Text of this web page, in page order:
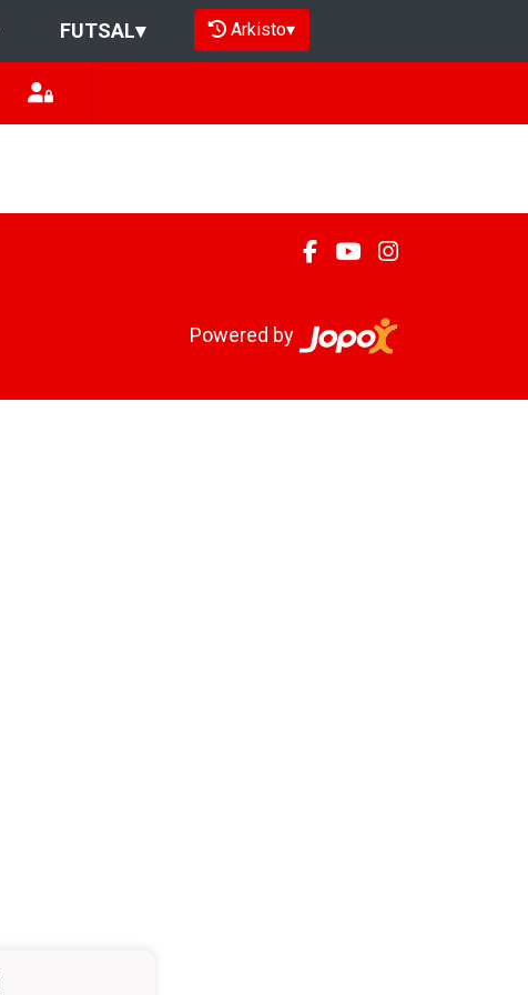
FUTSAL▾ Arkisto▾
Powered by